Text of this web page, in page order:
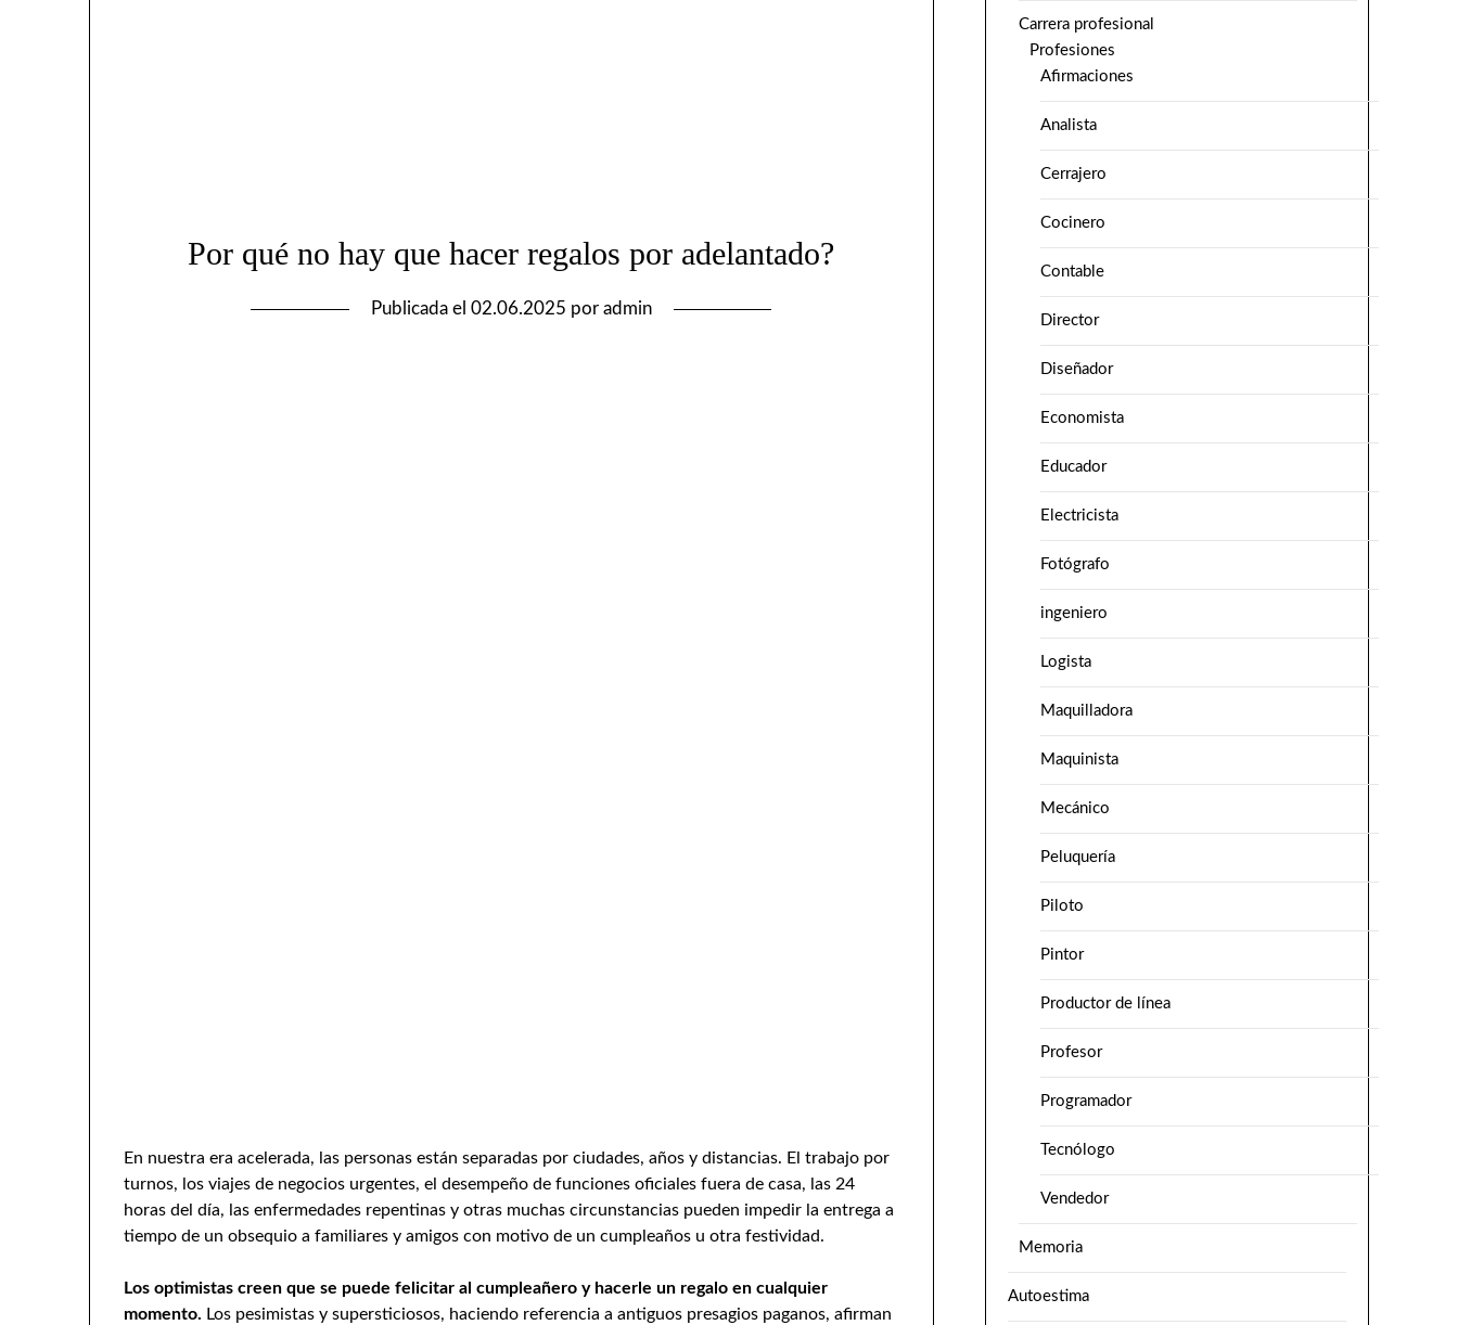
Por qué no hay que hacer regalos por adelantado?
Publicada el 02.06.2025 por admin
En nuestra era acelerada, las personas están separadas por ciudades, años y distancias. El trabajo por
turnos, los viajes de negocios urgentes, el desempeño de funciones oficiales fuera de casa, las 24
horas del día, las enfermedades repentinas y otras muchas circunstancias pueden impedir la entrega a
tiempo de un obsequio a familiares y amigos con motivo de un cumpleaños u otra festividad.
Los optimistas creen que se puede felicitar al cumpleañero y hacerle un regalo en cualquier
momento. Los pesimistas y supersticiosos, haciendo referencia a antiguos presagios paganos, afirman
Carrera profesional
Profesiones
Afirmaciones
Analista
Cerrajero
Cocinero
Contable
Director
Diseñador
Economista
Educador
Electricista
Fotógrafo
ingeniero
Logista
Maquilladora
Maquinista
Mecánico
Peluquería
Piloto
Pintor
Productor de línea
Profesor
Programador
Tecnólogo
Vendedor
Memoria
Autoestima